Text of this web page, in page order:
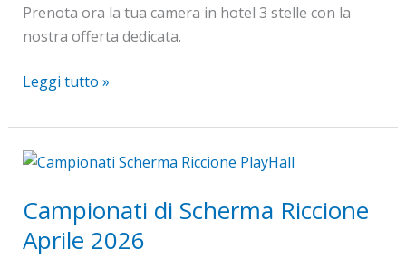
Prenota ora la tua camera in hotel 3 stelle con la
nostra offerta dedicata.
Leggi tutto »
Campionati di Scherma Riccione
Aprile 2026
Campionati
Scherma
Riccione
Aprile